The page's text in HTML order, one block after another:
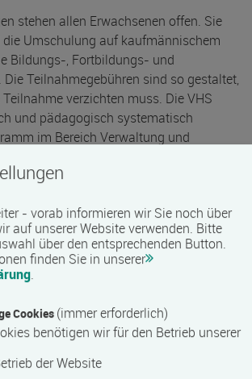
stehen allen Erwachsenen offen. Sie
Umschulung auf kaufmännischem
Bildungs-, Fortbildungs- und
Die Teilnahmegebühren sind so gestaltet,
verzichten muss. Die VHS
und pädagogisch systematisch
im Bereich Verwaltung und
speziellen Fertigkeiten geht es in den
Schreibtechnik, kaufmännischen
Tabellenkalkulation,
oder Datenbankverwaltung um
Wissen, das direkt
angeboten im Bereich:
Kurse für Anfänger und Fortgeschrittene
Politik
- vorab informieren wir Sie noch über
auf unserer Website verwenden. Bitte
über den entsprechenden Button.
finden Sie in unserer
.
Cookies (immer erforderlich)
benötigen wir für den Betrieb unserer
der Website